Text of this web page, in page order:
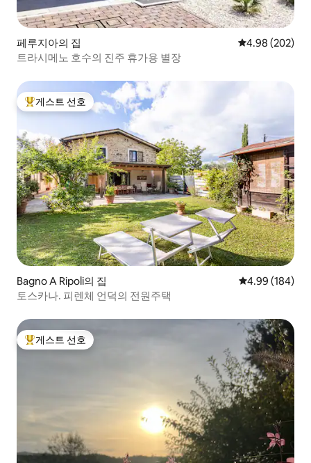
페루지아의 집 평점 4.98점(5
4.98 (202)
트라시메노 호수의 진주 휴가용 별장
상위 게스트 선호
게스트 선호
Bagno A Ripoli의 집 평점 4.99점(5
4.99 (184)
토스카나. 피렌체 언덕의 전원주택
상위 게스트 선호
게스트 선호